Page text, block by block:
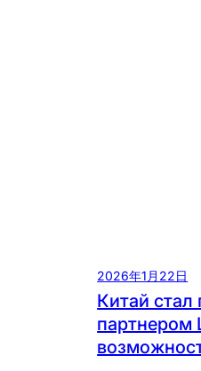
2026年1月22日
Китай
партнером